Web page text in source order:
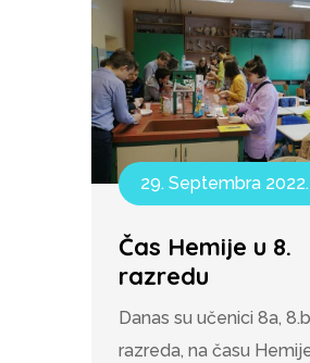
29. Septembra 2022.
Čas Hemije u 8.
razredu
Danas su učenici 8a,
razreda, na času